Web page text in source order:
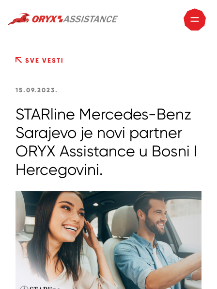
SVE VESTI
15.09.2023.
STARline Mercedes-Benz
Sarajevo je novi partner
ORYX Assistance u Bosni I
Hercegovini.